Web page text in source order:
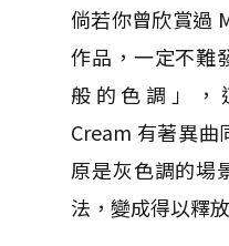
倘若你曾欣賞過
作品，一定不難
般的色調」，
Cream 有著異曲
原是灰色調的場
法，變成得以釋